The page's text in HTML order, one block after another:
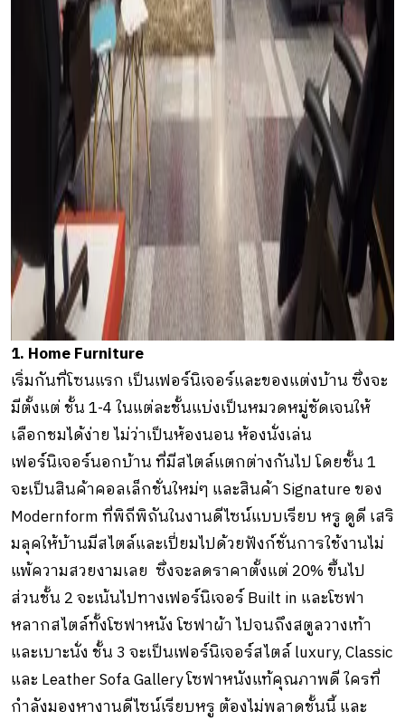
1. Home Furniture
เริ่มกันที่โซนแรก เป็นเฟอร์นิเจอร์และของแต่งบ้าน ซึ่งจะ
มีตั้งแต่ ชั้น 1-4 ในแต่ละชั้นแบ่งเป็นหมวดหมู่ชัดเจนให้
เลือกชมได้ง่าย ไม่ว่าเป็นห้องนอน ห้องนั่งเล่น
เฟอร์นิเจอร์นอกบ้าน ที่มีสไตล์แตกต่างกันไป โดยชั้น 1
จะเป็นสินค้าคอลเล็กชั่นใหม่ๆ และสินค้า Signature ของ
Modernform ที่พิถีพิถันในงานดีไซน์แบบเรียบ หรู ดูดี เสริ
มลุคให้บ้านมีสไตล์และเปี่ยมไปด้วยฟังก์ชั่นการใช้งานไม่
แพ้ความสวยงามเลย ซึ่งจะลดราคาตั้งแต่ 20% ขึ้นไป
ส่วนชั้น 2 จะเน้นไปทางเฟอร์นิเจอร์ Built in และโซฟา
หลากสไตล์ทั้งโซฟาหนัง โซฟาผ้า ไปจนถึงสตูลวางเท้า
และเบาะนั่ง ชั้น 3 จะเป็นเฟอร์นิเจอร์สไตล์ luxury, Classic
และ Leather Sofa Gallery โซฟาหนังแท้คุณภาพดี ใครที่
กำลังมองหางานดีไซน์เรียบหรู ต้องไม่พลาดชั้นนี้ และ